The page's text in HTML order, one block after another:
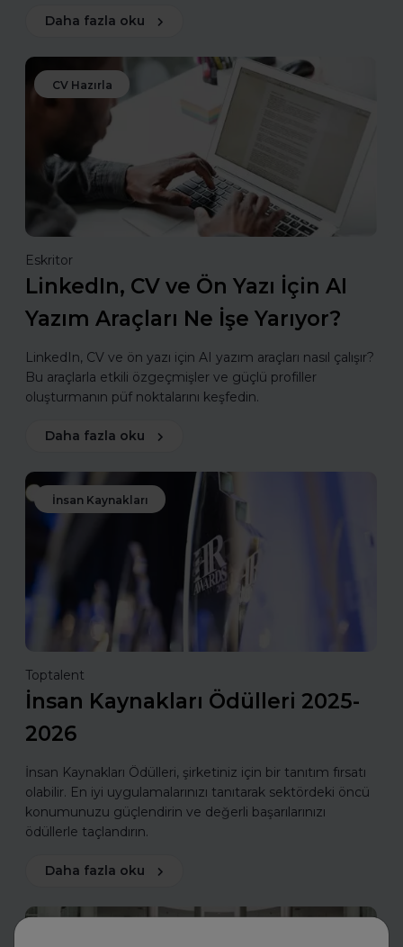
Daha fazla oku
CV Hazırla
Eskritor
LinkedIn, CV ve Ön Yazı İçin AI
Yazım Araçları Ne İşe Yarıyor?
LinkedIn, CV ve ön yazı için AI yazım araçları nasıl çalışır?
Bu araçlarla etkili özgeçmişler ve güçlü profiller
oluşturmanın püf noktalarını keşfedin.
Daha fazla oku
İnsan Kaynakları
Toptalent
İnsan Kaynakları Ödülleri 2025-
2026
İnsan Kaynakları Ödülleri, şirketiniz için bir tanıtım fırsatı
olabilir. En iyi uygulamalarınızı tanıtarak sektördeki öncü
konumunuzu güçlendirin ve değerli başarılarınızı
ödüllerle taçlandırın.
Daha fazla oku